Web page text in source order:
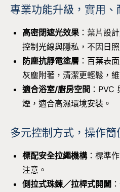
專業功能升級，實用
高密閉遮光效果 ：葉片設
控制光線與隱私，不因日
防塵抗靜電塗層 ：百葉表
灰塵附著，清潔更輕鬆，
適合浴室/廚房空間 ：PVC
煙，適合高濕環境安裝。
多元控制方式，操作簡
標配安全拉繩機構：標準
注意。
側拉式珠鍊／拉桿式開闔